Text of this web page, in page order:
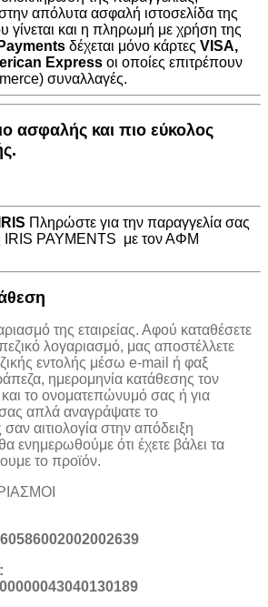
απόλυτα ασφαλή ιστοσελίδα της
γίνεται και η πληρωμή με χρήση της
δέχεται μόνο κάρτες VISA,
Express οι οποίες επιτρέπουν
συναλλαγές.
ασφαλής και πιο εύκολος
Πληρώστε για την παραγγελία σας
IRIS PAYMENTS με τον ΑΦΜ
της εταιρείας. Αφού καταθέσετε
λογαριασμό, μας αποστέλλετε
εντολής μέσω e-mail ή φαξ
ημερομηνία κατάθεσης τον
το ονοματεπώνυμό σας ή για
απλά αναγράψατε το
αιτιολογία στην απόδειξη
ενημερωθούμε ότι έχετε βάλει τα
το προϊόν.